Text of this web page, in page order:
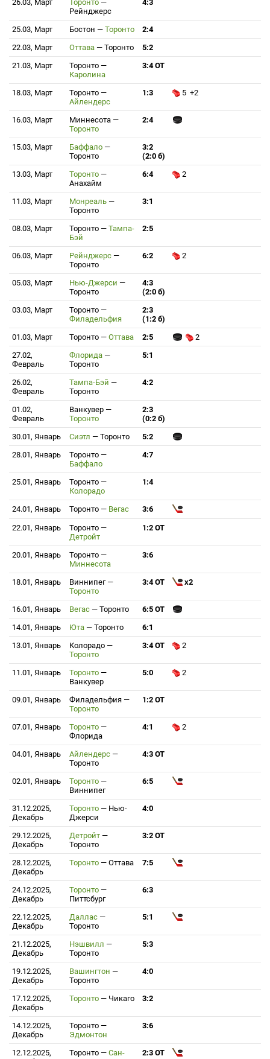
26.03, Март Торонто —
Рейнджерс
4:3
25.03, Март Бостон — Торонто
2:4
22.03, Март
Оттава — Торонто
5:2
21.03, Март
Торонто —
Каролина
3:4 ОТ
18.03, Март Торонто —
Айлендерс
1:3 5 +2
16.03, Март Миннесота —
Торонто
2:4
15.03, Март Баффало —
Торонто
3:2
(2:0 б)
13.03, Март
Торонто —
Анахайм
6:4 2
11.03, Март Монреаль —
Торонто
3:1
08.03, Март Торонто — Тампа-
Бэй
2:5
06.03, Март Рейнджерс —
Торонто
6:2 2
05.03, Март Нью-Джерси —
Торонто
4:3
(2:0 б)
03.03, Март
Торонто —
Филадельфия
2:3
(1:2 б)
01.03, Март
Торонто — Оттава 2:5
2
27.02,
Февраль
Флорида —
Торонто
5:1
26.02,
Февраль
Тампа-Бэй —
Торонто
4:2
01.02,
Февраль
Ванкувер —
Торонто
2:3
(0:2 б)
30.01, Январь
Сиэтл — Торонто
5:2
28.01, Январь
Торонто —
Баффало
4:7
25.01, Январь Торонто —
Колорадо
1:4
24.01, Январь Торонто — Вегас 3:6
22.01, Январь Торонто —
Детройт
1:2 ОТ
20.01, Январь Торонто —
Миннесота
3:6
18.01, Январь Виннипег —
Торонто
3:4 ОТ x2
16.01, Январь Вегас — Торонто
6:5 ОТ
14.01, Январь
Юта — Торонто
6:1
13.01, Январь
Колорадо —
Торонто
3:4 ОТ 2
11.01, Январь Торонто —
Ванкувер
5:0 2
09.01, Январь Филадельфия —
Торонто
1:2 ОТ
07.01, Январь Торонто —
Флорида
4:1 2
04.01, Январь Айлендерс —
Торонто
4:3 ОТ
02.01, Январь Торонто —
Виннипег
6:5
31.12.2025,
Декабрь
Торонто — Нью-
Джерси
4:0
29.12.2025,
Декабрь
Детройт —
Торонто
3:2 ОТ
28.12.2025,
Декабрь
Торонто — Оттава 7:5
24.12.2025,
Декабрь
Торонто —
Питтсбург
6:3
22.12.2025,
Декабрь
Даллас —
Торонто
5:1
21.12.2025,
Декабрь
Нэшвилл —
Торонто
5:3
19.12.2025,
Декабрь
Вашингтон —
Торонто
4:0
17.12.2025,
Декабрь
Торонто — Чикаго 3:2
14.12.2025,
Декабрь
Торонто —
Эдмонтон
3:6
12.12.2025,
Торонто — Сан-
2:3 ОТ